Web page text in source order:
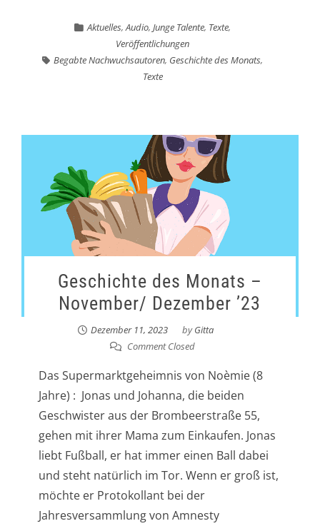
Aktuelles,Audio,Junge Talente, Texte,
Veröffentlichungen
Begabte Nachwuchsautoren, Geschichte des Monats,
Texte
Geschichte des Monats –
November/ Dezember ’23
Dezember 11, 2023 byGitta
Comment Closed
Das Supermarktgeheimnis von Noèmie (8
Jahre) : Jonas und Johanna, die beiden
Geschwister aus der Brombeerstraße 55,
gehen mit ihrer Mama zum Einkaufen. Jonas
liebt Fußball, er hat immer einen Ball dabei
und steht natürlich im Tor. Wenn er groß ist,
möchte er Protokollant bei der
Jahresversammlung von Amnesty